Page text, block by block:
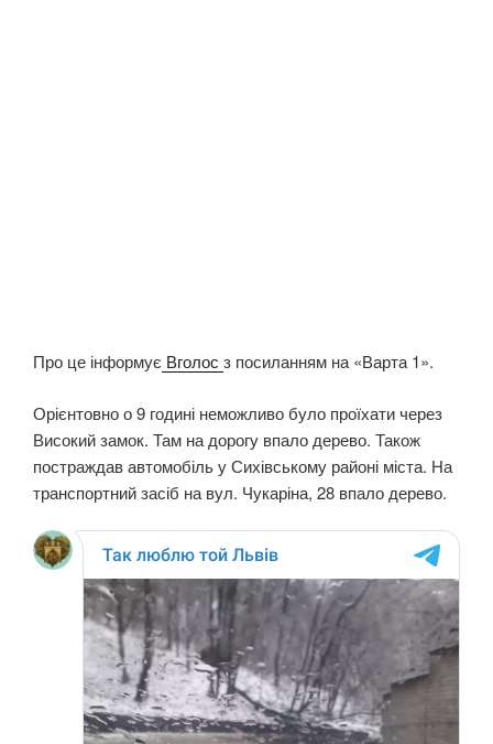
Про це інформує Вголос з посиланням на «Варта 1».
Орієнтовно о 9 годині неможливо було проїхати через
Високий замок. Там на дорогу впало дерево. Також
постраждав автомобіль у Сихівському районі міста. На
транспортний засіб на вул. Чукаріна, 28 впало дерево.